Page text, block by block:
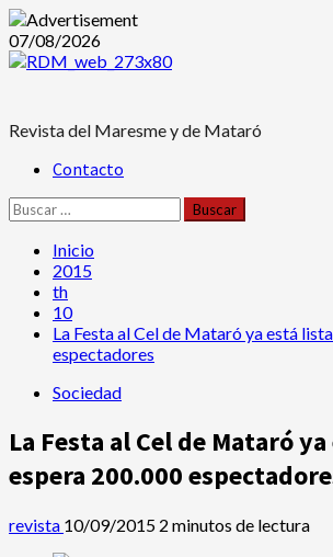
Saltar
al
07/08/2026
Revista del Maresme y de Mataró
Menú Contacto
Buscar:
Inicio
2015
th
10
La Festa al Cel de Mataró ya está
espectadores
Sociedad
La Festa al Cel de Mataró
espera 200.000
revista 10/09/2015 2 minutos de lectura